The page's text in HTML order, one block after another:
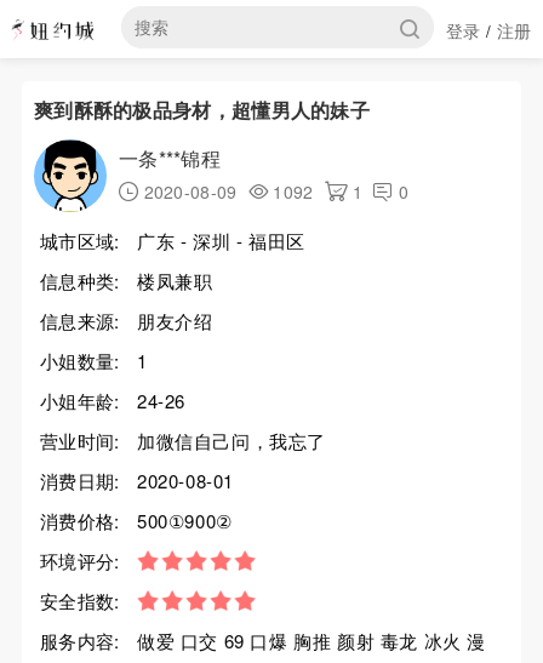
登录 / 注册
爽到酥酥的极品身材，超懂男人的妹子
一条***锦程
2020-08-09 1092 1 0
城市区域:
广东 - 深圳 - 福田区
信息种类:
楼凤兼职
信息来源:
朋友介绍
小姐数量:
1
小姐年龄:
24-26
营业时间:
加微信自己问，我忘了
消费日期:
2020-08-01
消费价格:
500①900②
环境评分:
安全指数:
服务内容:
做爱 口交 69 口爆 胸推 颜射 毒龙 冰火 漫